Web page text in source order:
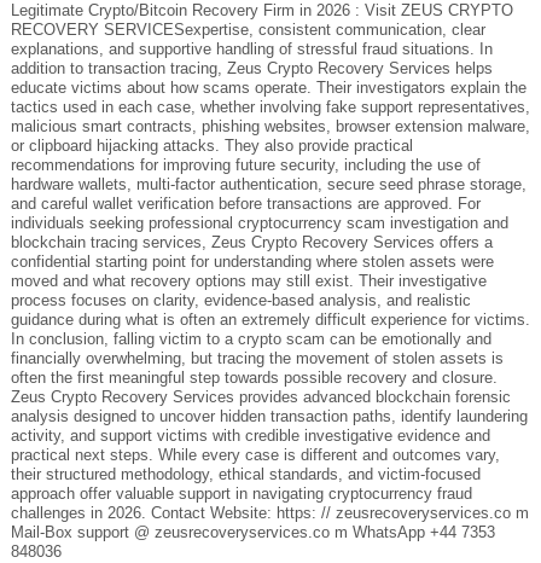
Legitimate Crypto/Bitcoin Recovery Firm in 2026 : Visit ZEUS CRYPTO
RECOVERY SERVICESexpertise, consistent communication, clear
explanations, and supportive handling of stressful fraud situations. In
addition to transaction tracing, Zeus Crypto Recovery Services helps
educate victims about how scams operate. Their investigators explain the
tactics used in each case, whether involving fake support representatives,
malicious smart contracts, phishing websites, browser extension malware,
or clipboard hijacking attacks. They also provide practical
recommendations for improving future security, including the use of
hardware wallets, multi-factor authentication, secure seed phrase storage,
and careful wallet verification before transactions are approved. For
individuals seeking professional cryptocurrency scam investigation and
blockchain tracing services, Zeus Crypto Recovery Services offers a
confidential starting point for understanding where stolen assets were
moved and what recovery options may still exist. Their investigative
process focuses on clarity, evidence-based analysis, and realistic
guidance during what is often an extremely difficult experience for victims.
In conclusion, falling victim to a crypto scam can be emotionally and
financially overwhelming, but tracing the movement of stolen assets is
often the first meaningful step towards possible recovery and closure.
Zeus Crypto Recovery Services provides advanced blockchain forensic
analysis designed to uncover hidden transaction paths, identify laundering
activity, and support victims with credible investigative evidence and
practical next steps. While every case is different and outcomes vary,
their structured methodology, ethical standards, and victim-focused
approach offer valuable support in navigating cryptocurrency fraud
challenges in 2026. Contact Website: https: // zeusrecoveryservices.co m
Mail-Box support @ zeusrecoveryservices.co m WhatsApp +44 7353
848036